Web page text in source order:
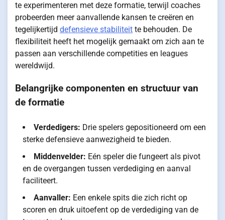
te experimenteren met deze formatie, terwijl coaches
probeerden meer aanvallende kansen te creëren en
tegelijkertijd defensieve stabiliteit te behouden. De
flexibiliteit heeft het mogelijk gemaakt om zich aan te
passen aan verschillende competities en leagues
wereldwijd.
Belangrijke componenten en structuur van
de formatie
Verdedigers: Drie spelers gepositioneerd om een
sterke defensieve aanwezigheid te bieden.
Middenvelder: Eén speler die fungeert als pivot
en de overgangen tussen verdediging en aanval
faciliteert.
Aanvaller: Een enkele spits die zich richt op
scoren en druk uitoefent op de verdediging van de